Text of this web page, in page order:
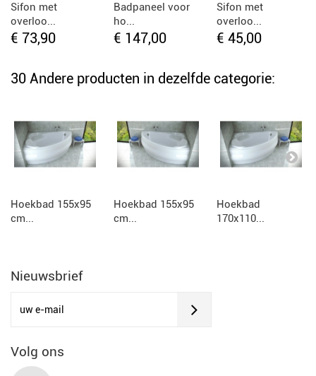
Sifon met
overloo...
€ 73,90
Badpaneel voor
ho...
€ 147,00
Sifon met
overloo...
€ 45,00
30 Andere producten in dezelfde categorie:
Hoekbad 155x95
cm...
Hoekbad 155x95
cm...
Hoekbad
170x110...
Nieuwsbrief
Volg ons